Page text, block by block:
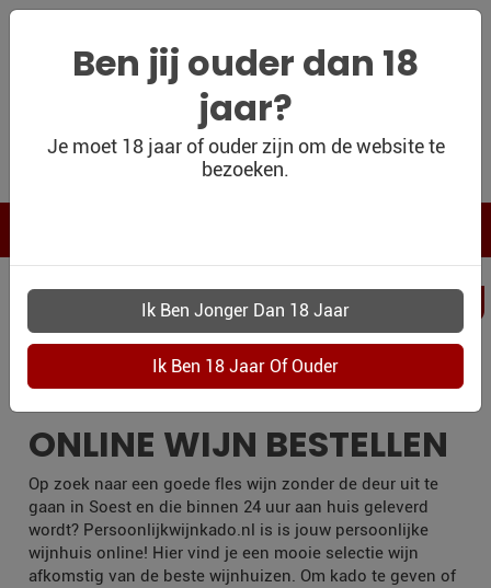
WIJNSHOP
WIJN BLOG
WIJN OUTLET
PERSOONLIJK-
WIJN-
KADOBON
CONTACT
Ben jij ouder dan 18
jaar?
Je moet 18 jaar of ouder zijn om de website te
bezoeken.
SOEST
ONLINE WIJN BESTELLEN
Op zoek naar een goede fles wijn zonder de deur uit te
gaan in Soest en die binnen 24 uur aan huis geleverd
wordt? Persoonlijkwijnkado.nl is is jouw persoonlijke
wijnhuis online! Hier vind je een mooie selectie wijn
afkomstig van de beste wijnhuizen. Om kado te geven of